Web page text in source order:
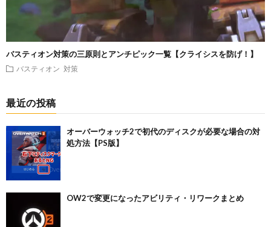
バスティオン対策の三原則とアンチピック一覧【クライシスを防げ！】
バスティオン 対策
最近の投稿
オーバーウォッチ2で初代のディスクが必要な場合の対
処方法【PS版】
OW2で変更になったアビリティ・リワークまとめ